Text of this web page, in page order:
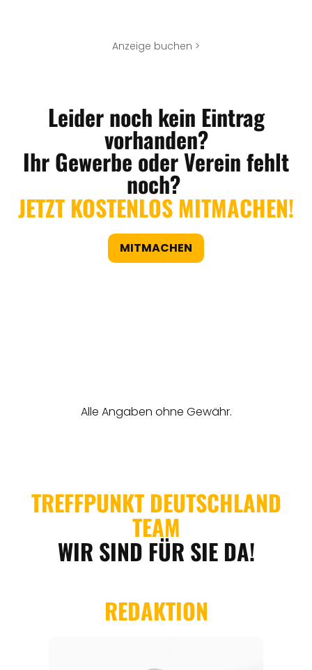
Anzeige buchen >
Leider noch kein Eintrag
vorhanden?
Ihr Gewerbe oder Verein fehlt
noch?
JETZT KOSTENLOS MITMACHEN!
MITMACHEN